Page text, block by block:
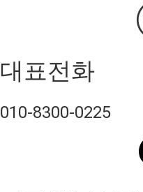
대표전화
010-8300-0225